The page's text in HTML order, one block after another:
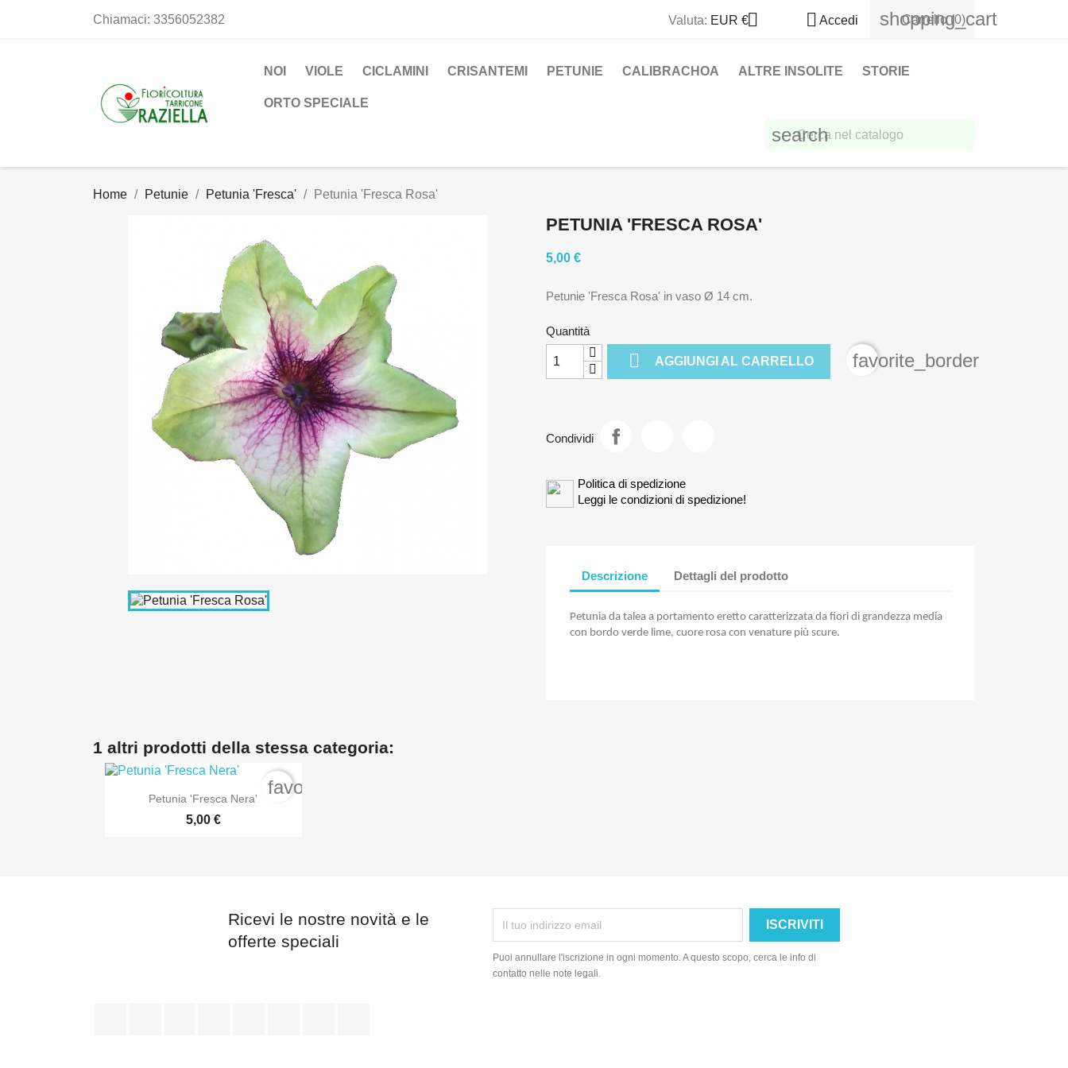
Chiamaci: 3356052382 Valuta: EUR €  Accedi shopping_cart
Carrello (0)
NOI VIOLE CICLAMINI CRISANTEMI PETUNIE CALIBRACHOA ALTRE INSOLITE STORIE
ORTO SPECIALE
search
Home Petunie Petunia 'Fresca' Petunia 'Fresca Rosa'
PETUNIA 'FRESCA ROSA'
5,00 €
Petunie 'Fresca Rosa' in vaso Ø 14 cm.
Quantità
 AGGIUNGI AL CARRELLO favorite_border
Condividi
Politica di spedizione
Leggi le condizioni di spedizione!
Descrizione Dettagli del prodotto
Petunia da talea a portamento eretto caratterizzata da fiori di grandezza media
con bordo verde lime, cuore rosa con venature più scure.
1 altri prodotti della stessa categoria:
 Anteprima
Petunia 'Fresca Nera'
5,00 €
favorite_border
Ricevi le nostre novità e le
offerte speciali
Puoi annullare l'iscrizione in ogni momento. A questo scopo, cerca le info di
contatto nelle note legali.